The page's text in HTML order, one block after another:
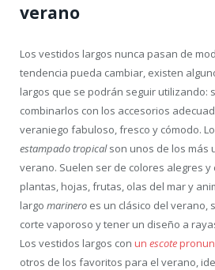
verano
Los vestidos largos nunca pasan de
tendencia pueda cambiar, existen
largos que se podrán seguir utilizando:
combinarlos con los accesorios
veraniego fabuloso, fresco y cómodo.
estampado tropicalson unos de los más
verano. Suelen ser de colores alegres
plantas, hojas, frutas, olas del mar y
largo marinero es un clásico del verano,
corte vaporoso y tener un diseño a
Los vestidos largos con un escote
otros de los favoritos para el verano,